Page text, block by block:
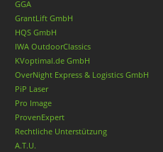
GGA
GrantLift GmbH
HQS GmbH
IWA OutdoorClassics
KVoptimal.de GmbH
OverNight Express & Logistics GmbH
PiP Laser
Pro Image
ProvenExpert
Rechtliche Unterstützung
A.T.U.